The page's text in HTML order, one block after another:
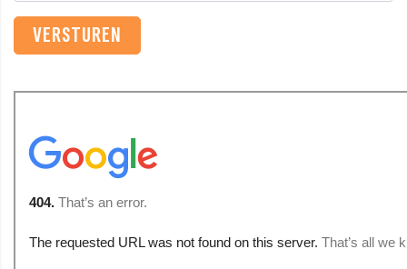
VERSTUREN